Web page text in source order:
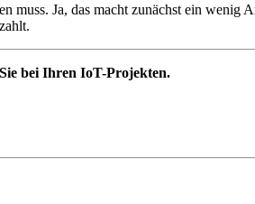
muss. Ja, das macht zunächst ein
bei Ihren IoT-Projekten.